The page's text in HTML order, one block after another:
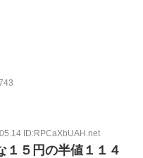
ID:RPCaXbUAH.net
１５円の半値１１４